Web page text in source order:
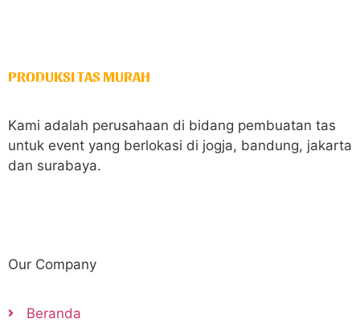
PRODUKSI TAS MURAH
Spesialis tas tender & partai
Kami adalah perusahaan di bidang pembuatan tas
untuk event yang berlokasi di jogja, bandung, jakarta
dan surabaya.
Our Company
Beranda